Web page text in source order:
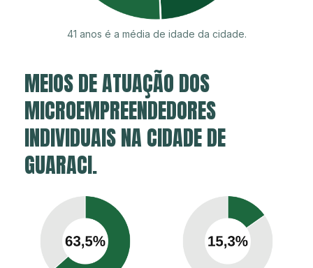
41 anos é a média de idade da cidade.
MEIOS DE ATUAÇÃO DOS
MICROEMPREENDEDORES
INDIVIDUAIS NA CIDADE DE
GUARACI.